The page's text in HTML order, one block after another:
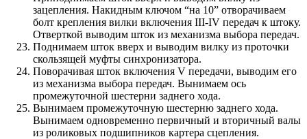
зацепления. Накидным ключом “на 10” отворачиваем
болт крепления вилки включения III-IV передач к штоку.
Отверткой выводим шток из механизма выбора передач.
Поднимаем шток вверх и выводим вилку из проточки
скользящей муфты синхронизатора.
Поворачивая шток включения V передачи, выводим его
из механизма выбора передач. Вынимаем ось
промежуточной шестерни заднего хода.
Вынимаем промежуточную шестерню заднего хода.
Вынимаем одновременно первичный и вторичный валы
из роликовых подшипников картера сцепления.